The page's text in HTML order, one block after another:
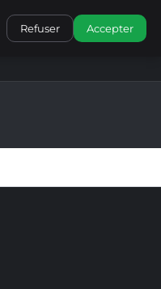
CONTACT
Refuser Accepter